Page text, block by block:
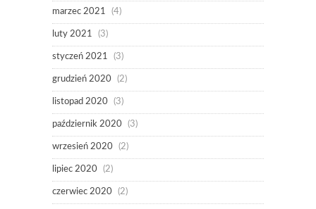
marzec 2021 (4)
luty 2021 (3)
styczeń 2021 (3)
grudzień 2020 (2)
listopad 2020 (3)
październik 2020 (3)
wrzesień 2020 (2)
lipiec 2020 (2)
czerwiec 2020 (2)